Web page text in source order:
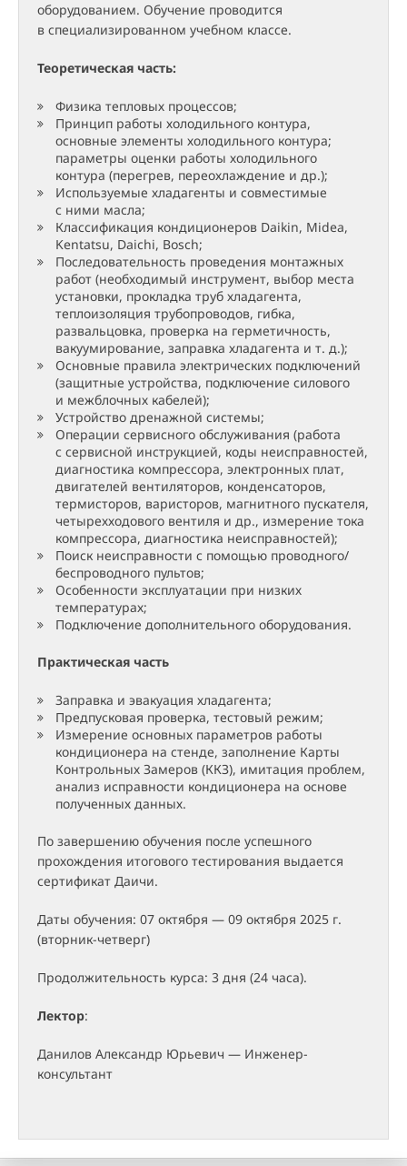
оборудованием. Обучение проводится
в специализированном учебном классе.
Теоретическая часть:
Физика тепловых процессов;
Принцип работы холодильного контура,
основные элементы холодильного контура;
параметры оценки работы холодильного
контура (перегрев, переохлаждение и др.);
Используемые хладагенты и совместимые
с ними масла;
Классификация кондиционеров Daikin, Midea,
Kentatsu, Daichi, Bosch;
Последовательность проведения монтажных
работ (необходимый инструмент, выбор места
установки, прокладка труб хладагента,
теплоизоляция трубопроводов, гибка,
развальцовка, проверка на герметичность,
вакуумирование, заправка хладагента и т. д.);
Основные правила электрических подключений
(защитные устройства, подключение силового
и межблочных кабелей);
Устройство дренажной системы;
Операции сервисного обслуживания (работа
с сервисной инструкцией, коды неисправностей,
диагностика компрессора, электронных плат,
двигателей вентиляторов, конденсаторов,
термисторов, варисторов, магнитного пускателя,
четырехходового вентиля и др., измерение тока
компрессора, диагностика неисправностей);
Поиск неисправности с помощью проводного/
беспроводного пультов;
Особенности эксплуатации при низких
температурах;
Подключение дополнительного оборудования.
Практическая часть
Заправка и эвакуация хладагента;
Предпусковая проверка, тестовый режим;
Измерение основных параметров работы
кондиционера на стенде, заполнение Карты
Контрольных Замеров (ККЗ), имитация проблем,
анализ исправности кондиционера на основе
полученных данных.
По завершению обучения после успешного
прохождения итогового тестирования выдается
сертификат Даичи.
Даты обучения: 07 октября — 09 октября 2025 г.
(вторник-четверг)
Продолжительность курса: 3 дня (24 часа).
Лектор:
Данилов Александр Юрьевич — Инженер-
консультант